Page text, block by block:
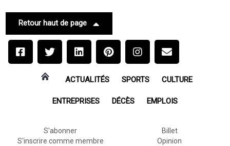
Retour haut de page
ACTUALITÉS SPORTS CULTURE
ENTREPRISES DÉCÈS EMPLOIS
S'abonner
S'inscrire comme membre
Billet
Opinion